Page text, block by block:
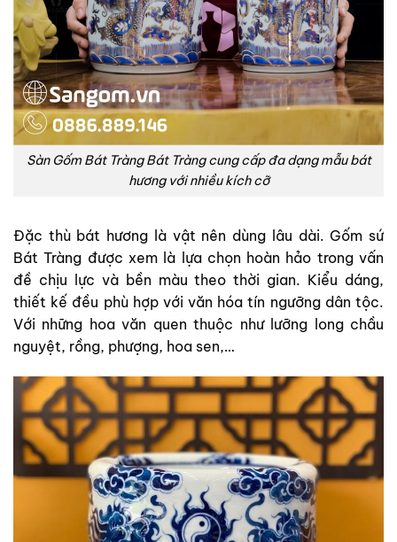
Sàn Gốm Bát Tràng Bát Tràng cung cấp đa dạng mẫu bát
hương với nhiều kích cỡ
Đặc thù bát hương là vật nên dùng lâu dài. Gốm sứ
Bát Tràng được xem là lựa chọn hoàn hảo trong vấn
đề chịu lực và bền màu theo thời gian. Kiểu dáng,
thiết kế đều phù hợp với văn hóa tín ngưỡng dân tộc.
Với những hoa văn quen thuộc như lưỡng long chầu
nguyệt, rồng, phượng, hoa sen,…